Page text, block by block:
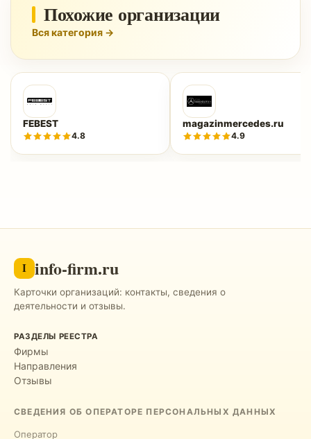
Похожие организации
Вся категория →
FEBEST
4.8
magazinmercedes.ru
4.9
I info-firm.ru
Карточки организаций: контакты, сведения о
деятельности и отзывы.
РАЗДЕЛЫ РЕЕСТРА
Фирмы
Направления
Отзывы
СВЕДЕНИЯ ОБ ОПЕРАТОРЕ ПЕРСОНАЛЬНЫХ ДАННЫХ
Оператор